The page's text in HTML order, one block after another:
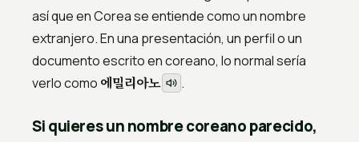
así que en Corea se entiende como un nombre
extranjero. En una presentación, un perfil o un
documento escrito en coreano, lo normal sería
verlo como 에밀리아노 .
Si quieres un nombre coreano parecido,